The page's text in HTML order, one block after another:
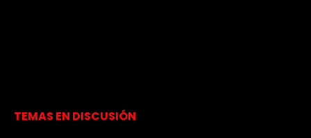
TEMAS EN DISCUSIÓN